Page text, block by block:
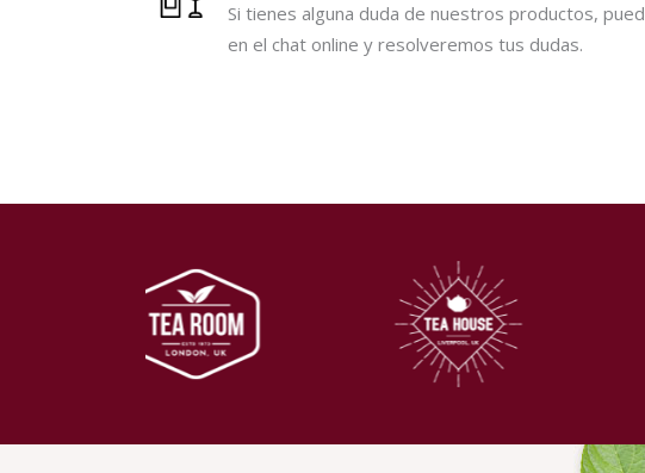
Si tienes alguna duda de nuestros productos,
en el chat online y resolveremos tus dudas.